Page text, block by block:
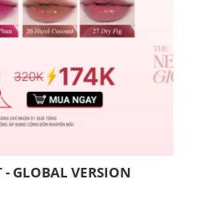
GLOBAL VERSION